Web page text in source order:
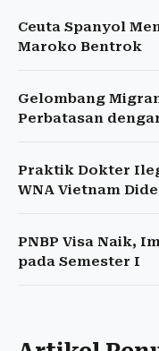
Ceuta Spanyol
Maroko Bentrok
Gelombang
Perbatasan
Praktik Dokter
WNA Vietnam
PNBP Visa Naik,
pada Semester I